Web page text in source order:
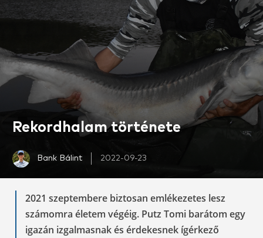
Rekordhalam története
Bank Bálint 2022-09-23
2021 szeptembere biztosan emlékezetes lesz
számomra életem végéig. Putz Tomi barátom egy
igazán izgalmasnak és érdekesnek ígérkező